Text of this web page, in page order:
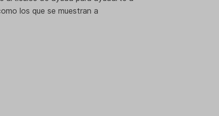
los que se muestran a